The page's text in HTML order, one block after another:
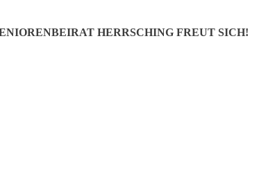
HERRSCHING FREUT SICH!